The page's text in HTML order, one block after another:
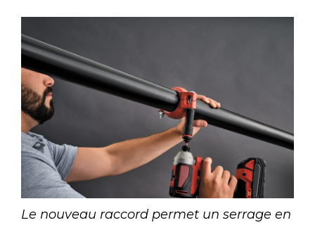
Le nouveau raccord permet un serrage en